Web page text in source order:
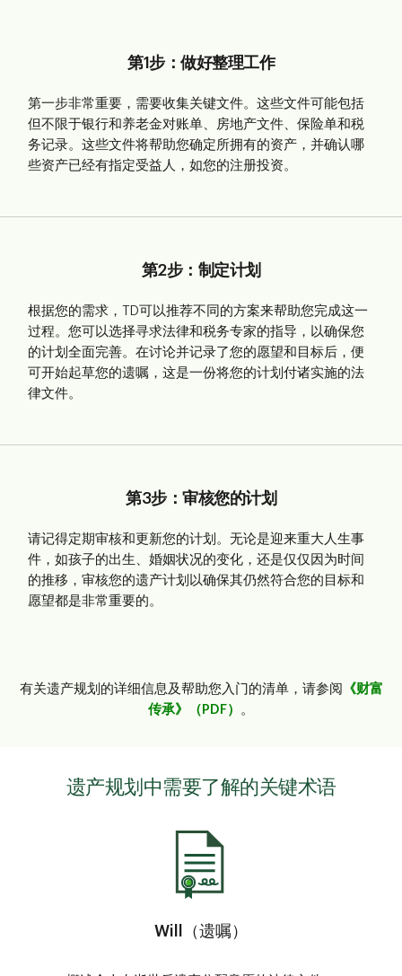
第1步：做好整理工作
第一步非常重要，需要收集关键文件。这些文件可能包括
但不限于银行和养老金对账单、房地产文件、保险单和税
务记录。这些文件将帮助您确定所拥有的资产，并确认哪
些资产已经有指定受益人，如您的注册投资。
第2步：制定计划
根据您的需求，TD可以推荐不同的方案来帮助您完成这一
过程。您可以选择寻求法律和税务专家的指导，以确保您
的计划全面完善。在讨论并记录了您的愿望和目标后，便
可开始起草您的遗嘱，这是一份将您的计划付诸实施的法
律文件。
第3步：审核您的计划
请记得定期审核和更新您的计划。无论是迎来重大人生事
件，如孩子的出生、婚姻状况的变化，还是仅仅因为时间
的推移，审核您的遗产计划以确保其仍然符合您的目标和
愿望都是非常重要的。
有关遗产规划的详细信息及帮助您入门的清单，请参阅
《财富
传承》（PDF） 。
遗产规划中需要了解的关键术语
Will（遗嘱）